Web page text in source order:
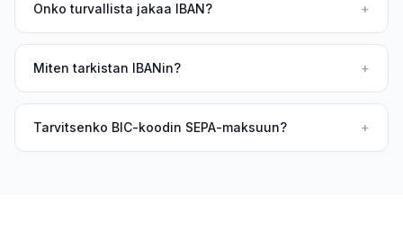
Onko turvallista jakaa IBAN? +
Miten tarkistan IBANin? +
Tarvitsenko BIC-koodin SEPA-maksuun? +